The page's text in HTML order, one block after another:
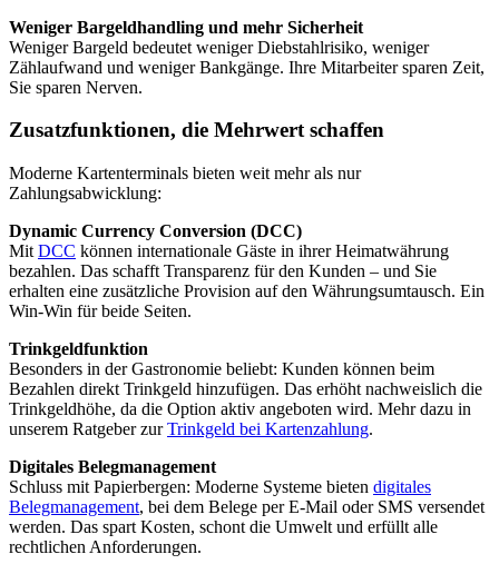
Weniger Bargeldhandling und mehr Sicherheit
Weniger Bargeld bedeutet weniger Diebstahlrisiko, weniger
Zählaufwand und weniger Bankgänge. Ihre Mitarbeiter sparen Zeit,
Sie sparen Nerven.
Zusatzfunktionen, die Mehrwert schaffen
Moderne Kartenterminals bieten weit mehr als nur
Zahlungsabwicklung:
Dynamic Currency Conversion (DCC)
Mit DCC können internationale Gäste in ihrer Heimatwährung
bezahlen. Das schafft Transparenz für den Kunden – und Sie
erhalten eine zusätzliche Provision auf den Währungsumtausch. Ein
Win-Win für beide Seiten.
Trinkgeldfunktion
Besonders in der Gastronomie beliebt: Kunden können beim
Bezahlen direkt Trinkgeld hinzufügen. Das erhöht nachweislich die
Trinkgeldhöhe, da die Option aktiv angeboten wird. Mehr dazu in
unserem Ratgeber zurTrinkgeld bei Kartenzahlung.
Digitales Belegmanagement
Schluss mit Papierbergen: Moderne Systeme bieten digitales
Belegmanagement, bei dem Belege per E-Mail oder SMS versendet
werden. Das spart Kosten, schont die Umwelt und erfüllt alle
rechtlichen Anforderungen.